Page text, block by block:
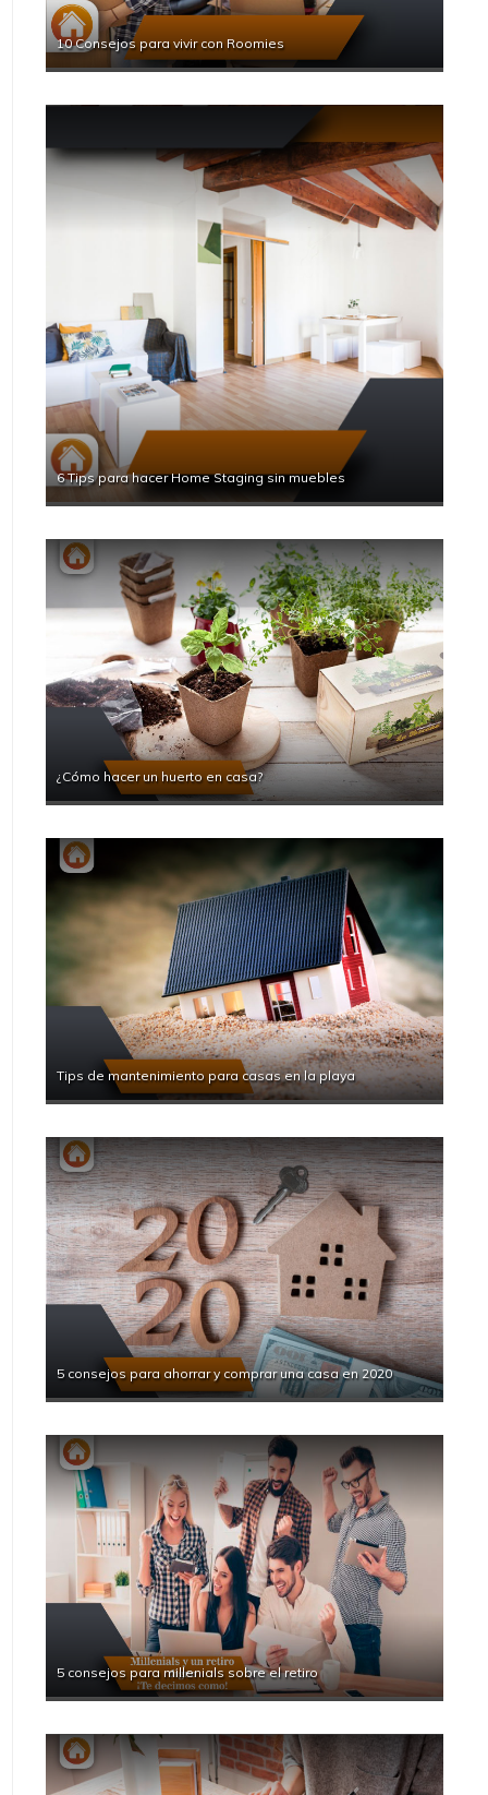
10 Consejos para vivir con Roomies
6 Tips para hacer Home Staging sin muebles
¿Cómo hacer un huerto en casa?
Tips de mantenimiento para casas en la playa
5 consejos para ahorrar y comprar una casa en 2020
5 consejos para millenials sobre el retiro